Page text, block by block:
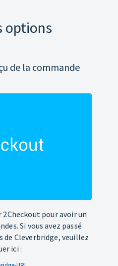
options
de la commande
2Checkout pour avoir un
Si vous avez passé
de Cleverbridge, veuillez
ici :